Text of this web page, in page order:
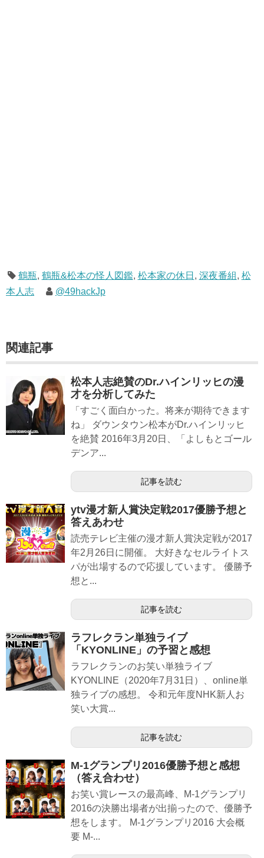
鶴瓶, 鶴瓶&松本の怪人図鑑, 松本家の休日 , 深夜番組 , 松
本人志
@49hackJp
関連記事
松本人志絶賛のDr.ハインリッヒの漫
才を分析してみた
「すごく面白かった。将来が期待できます
ね」 ダウンタウン松本がDr.ハインリッヒ
を絶賛 2016年3月20日、「よしもとゴール
デンア...
記事を読む
ytv漫才新人賞決定戦2017優勝予想と
答えあわせ
読売テレビ主催の漫才新人賞決定戦が2017
年2月26日に開催。 大好きなセルライトス
パが出場するので応援しています。 優勝予
想と...
記事を読む
ラフレクラン単独ライブ
「KYONLINE」の予習と感想
ラフレクランのお笑い単独ライブ
KYONLINE（2020年7月31日）、online単
独ライブの感想。 令和元年度NHK新人お
笑い大賞...
記事を読む
M-1グランプリ2016優勝予想と感想
（答え合わせ）
お笑い賞レースの最高峰、M-1グランプリ
2016の決勝出場者が出揃ったので、優勝予
想をします。 M-1グランプリ2016 大会概
要 M-...